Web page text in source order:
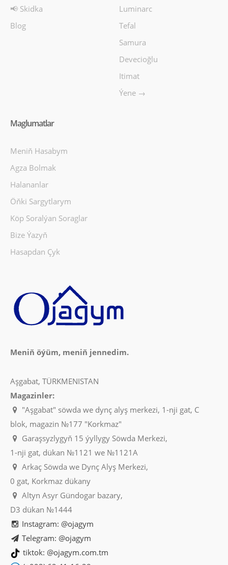
📢 Skidka
Blog
Luminarc
Tefal
Samura
Devecioğlu
Itimat
Ýene →
Maglumatlar
Meniň Hasabym
Agza Bolmak
Halananlar
Öňki Sargytlarym
Köp Soralýan Soraglar
Bize Ýazyň
Hasapdan Çyk
Meniň öýüm, meniň jennedim.
Aşgabat, TÜRKMENISTAN
Magazinler:
"Aşgabat" söwda we dynç alyş merkezi, 1-nji gat, C
blok, magazin №177 "Korkmaz"
Garaşsyzlygyň 15 ýyllygy Söwda Merkezi,
1-nji gat, dükan №1121 we №1121A
Arkaç Söwda we Dynç Alyş Merkezi,
0 gat, Korkmaz dükany
Altyn Asyr Gündogar bazary,
D3 dükan №1444
Instagram: @ojagym
Telegram: @ojagym
tiktok: @ojagym.com.tm